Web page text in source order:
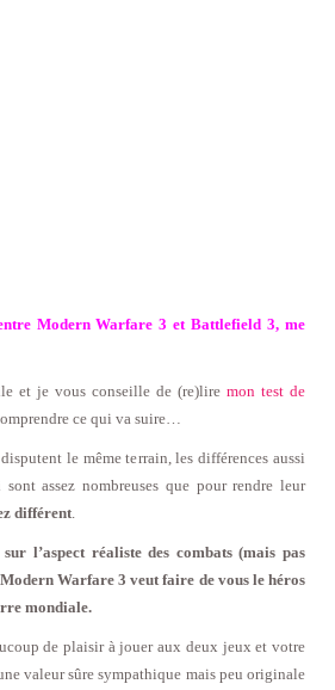
Modern Warfare 3 et Battlefield 3, me
et je vous conseille de (re)lire mon test de
ce qui va suire…
le même terrain, les différences aussi
assez nombreuses que pour rendre leur
différent
l’aspect réaliste des combats (mais pas
Warfare 3 veut faire de vous le héros
mondiale.
de plaisir à jouer aux deux jeux et votre
valeur sûre sympathique mais peu originale